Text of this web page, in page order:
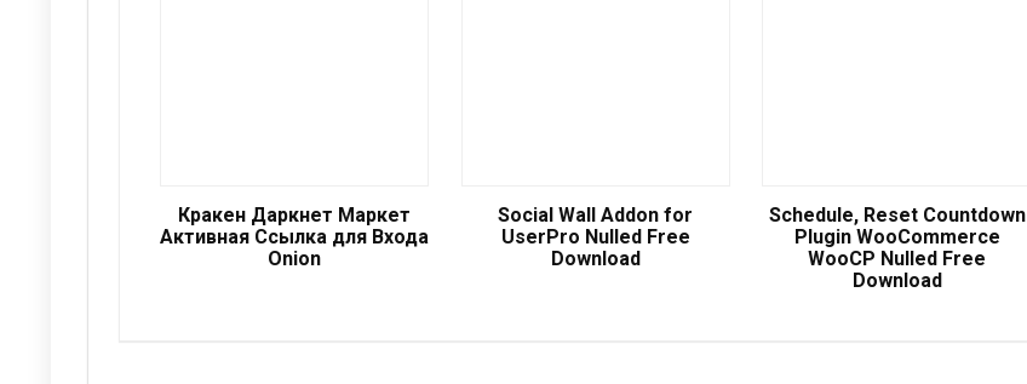
Кракен Даркнет Маркет
Активная Ссылка для Входа
Onion
Social Wall Addon for
UserPro Nulled Free
Download
Schedule, Reset Countdown
Plugin WooCommerce
WooCP Nulled Free
Download